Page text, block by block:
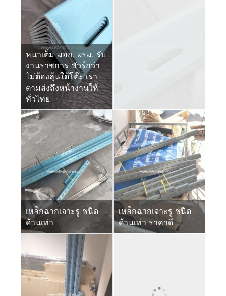
หนาเต็ม มอก. ผรม. รับ
งานราชการ ชัวร์กว่า
ไม่ต้องลุ้นใต้โต๊ะ เรา
ตามส่งถึงหน้างานให้
ทั่วไทย
เหล็กฉากเจาะรู ชนิด
ด้านเท่า
เหล็กฉากเจาะรู ชนิด
ด้านเท่า ราคาดี